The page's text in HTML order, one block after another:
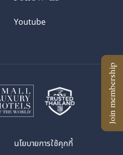
Youtube
นโยบายการใช้คุกกี้